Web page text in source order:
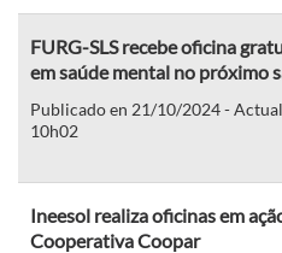
FURG-SLS recebe oficina
em saúde mental no próximo
Publicado en 21/10/2024 -
10h02
Ineesol realiza oficinas em
Cooperativa Coopar